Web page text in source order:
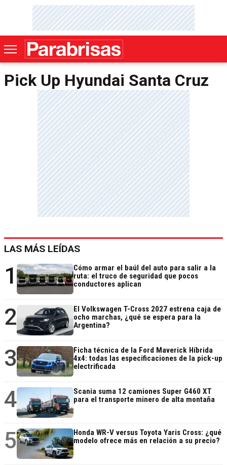
Pick Up Hyundai Santa Cruz
LAS MÁS LEÍDAS
1
Cómo armar el baúl del auto para salir a la
ruta: el truco de seguridad que pocos
conductores aplican
2
El Volkswagen T-Cross 2027 estrena caja de
ocho marchas, ¿qué se espera para la
Argentina?
3
Ficha técnica de la Ford Maverick Híbrida
4x4: todas las especificaciones de la pick-up
electrificada
4
Scania suma 12 camiones Super G460 XT
para el transporte minero de alta montaña
5
Honda WR-V versus Toyota Yaris Cross: ¿qué
modelo ofrece más en relación a su precio?